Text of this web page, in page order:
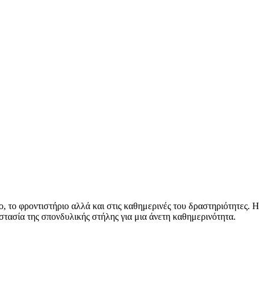
το φροντιστήριο αλλά και στις καθημερινές του δραστηριότητες. Η
της σπονδυλικής στήλης για μια άνετη καθημερινότητα.